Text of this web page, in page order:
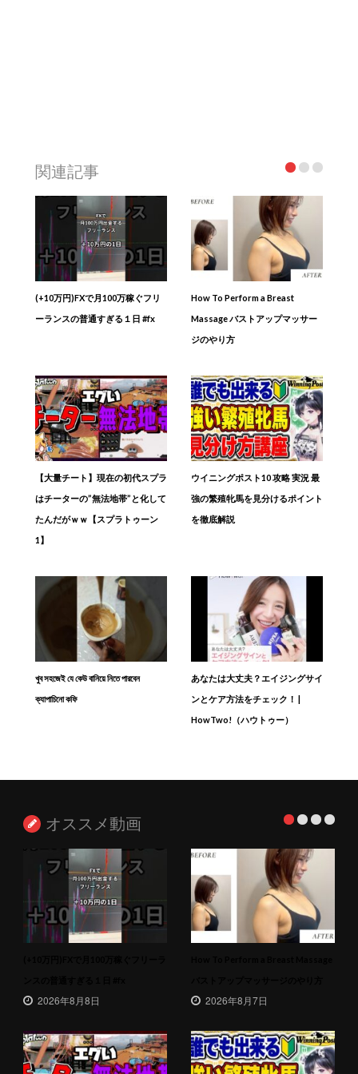
関連記事
(+10万円)FXで月100万稼ぐフリ
ーランスの普通すぎる１日 #fx
How To Perform a Breast
Massage バストアップマッサー
ジのやり方
【大量チート】現在の初代スプラ
はチーターの”無法地帯”と化して
たんだがｗｗ【スプラトゥーン
1】
ウイニングポスト10 攻略 実況 最
強の繁殖牝馬を見分けるポイント
を徹底解説
খুব সহজেই যে কেউ বানিয়ে নিতে পারবেন
ক্যাপাচিনো কফি
あなたは大丈夫？エイジングサイ
ンとケア方法をチェック！ |
HowTwo!（ハウトゥー）
オススメ動画
2026年8月8日 2026年8月7日